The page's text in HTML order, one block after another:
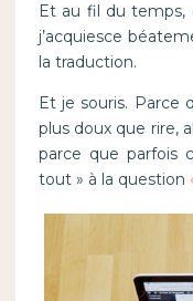
Et au fil du temps,
j’acquiesce
la traduction.
Et je souris. Parce
plus doux que rire,
parce que parfois
tout » à la question